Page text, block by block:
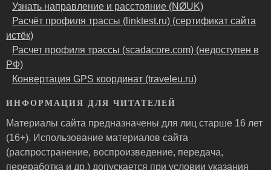
Узнать направление и расстояние (NØUK)
Расчёт профиля трассы (linktest.ru) (сертификат сайта
истёк)
Расчет профиля трассы (scadacore.com) (недоступен в
РФ)
Конвертация GPS координат (traveleu.ru)
ИНФОРМАЦИЯ ДЛЯ ЧИТАТЕЛЕЙ
Материалы сайта предназначены для лиц старше 16 лет
(16+). Использование материалов сайта
(распространение, воспроизведение, передача,
переработка и др.) допускается при условии указания